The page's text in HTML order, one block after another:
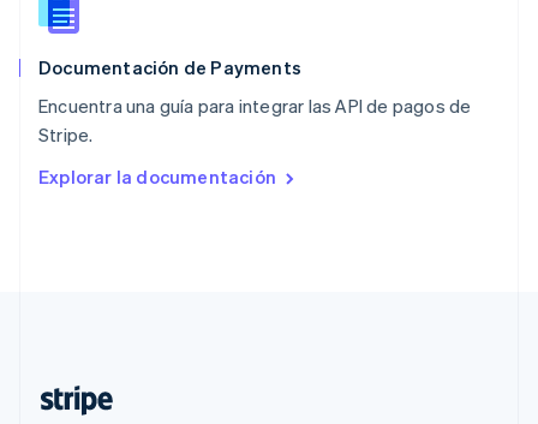
Documentación de Payments
Encuentra una guía para integrar las API de pagos de
Stripe.
Explorar la documentación
RAE de Hong Kong, China
Reino Unido
República Checa
English
English